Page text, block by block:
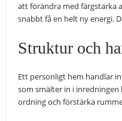
att förändra med färgstarka
snabbt få en helt ny energi.
Struktur och
Ett personligt hem handlar
som smälter in i
ordning och förstärka